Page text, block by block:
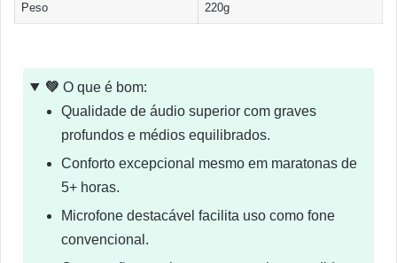
Peso 220g
💚 O que é bom:
Qualidade de áudio superior com graves
profundos e médios equilibrados.
Conforto excepcional mesmo em maratonas de
5+ horas.
Microfone destacável facilita uso como fone
convencional.